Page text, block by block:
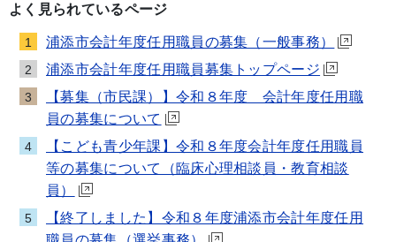
よく見られているページ
1 浦添市会計年度任用職員の募集（一般事務）
2 浦添市会計年度任用職員募集トップページ
3
【募集（市民課）】令和８年度 会計年度任用職
員の募集について
4
【こども青少年課】令和８年度会計年度任用職員
等の募集について（臨床心理相談員・教育相談
員）
5
【終了しました】令和８年度浦添市会計年度任用